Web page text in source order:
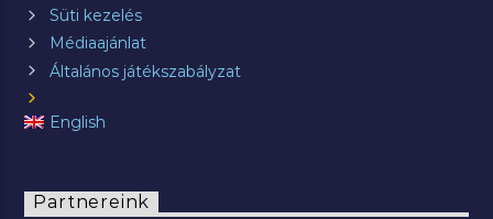
Süti kezelés
Médiaajánlat
Általános játékszabályzat
English
Partnereink